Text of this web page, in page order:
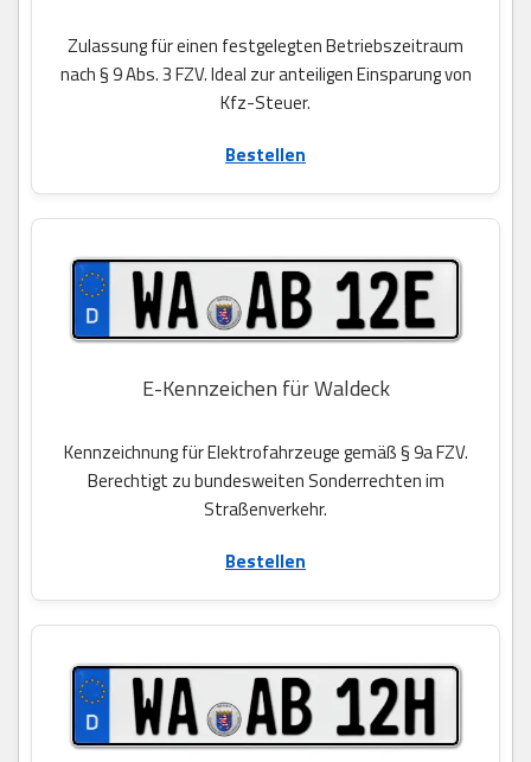
Zulassung für einen festgelegten Betriebszeitraum
nach § 9 Abs. 3 FZV. Ideal zur anteiligen Einsparung von
Kfz-Steuer.
Bestellen
E-Kennzeichen für Waldeck
Kennzeichnung für Elektrofahrzeuge gemäß § 9a FZV.
Berechtigt zu bundesweiten Sonderrechten im
Straßenverkehr.
Bestellen